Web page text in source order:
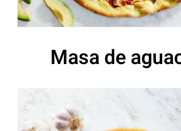
Masa de